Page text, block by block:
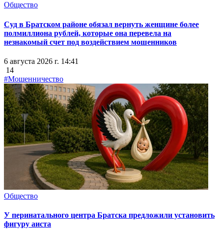
Общество
Суд в Братском районе обязал вернуть женщине более
полмиллиона рублей, которые она перевела на
незнакомый счет под воздействием мошенников
6 августа 2026 г. 14:41
14
#Мошенничество
Общество
У перинатального центра Братска предложили установить
фигуру аиста